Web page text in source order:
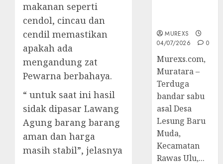
makanan seperti
cendol, cincau dan
cendil memastikan
apakah ada
mengandung zat
Pewarna berbahaya.
“ untuk saat ini hasil
sidak dipasar Lawang
Agung barang barang
aman dan harga
masih stabil”, jelasnya
MUREXS
04/07/2026
0
Murexs.com,
Muratara –
Terduga
bandar sabu
asal Desa
Lesung Baru
Muda,
Kecamatan
Rawas Ulu,...